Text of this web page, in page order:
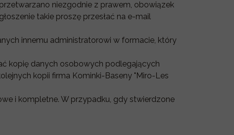
niezgodnie z prawem, obowiązek
takie proszę przesłać na e-mail
innemu administratorowi w formacie, który
kopię danych osobowych podlegających
kopii firma Kominki-Baseny "Miro-Les
i kompletne. W przypadku, gdy stwierdzone